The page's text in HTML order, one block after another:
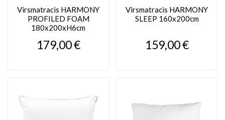
Virsmatracis HARMONY
PROFILED FOAM
180x200xH6cm
179,00 €
Virsmatracis HARMONY
SLEEP 160x200cm
159,00 €